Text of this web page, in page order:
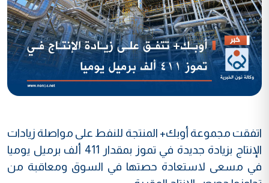
اتفقت مجموعة أوبك+ المنتجة للنفط على مواصلة زيادات
الإنتاج بزيادة جديدة في تموز بمقدار 411 ألف برميل يوميا
في مسعى لاستعادة حصتها في السوق ومعاقبة من